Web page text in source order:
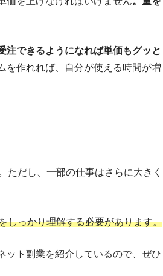
注できるようになれば単価もグッと
を作れれば、自分が使える時間が増
ただし、一部の仕事はさらに大きく
しっかり理解する必要があります。
ット副業を紹介しているので、ぜひ